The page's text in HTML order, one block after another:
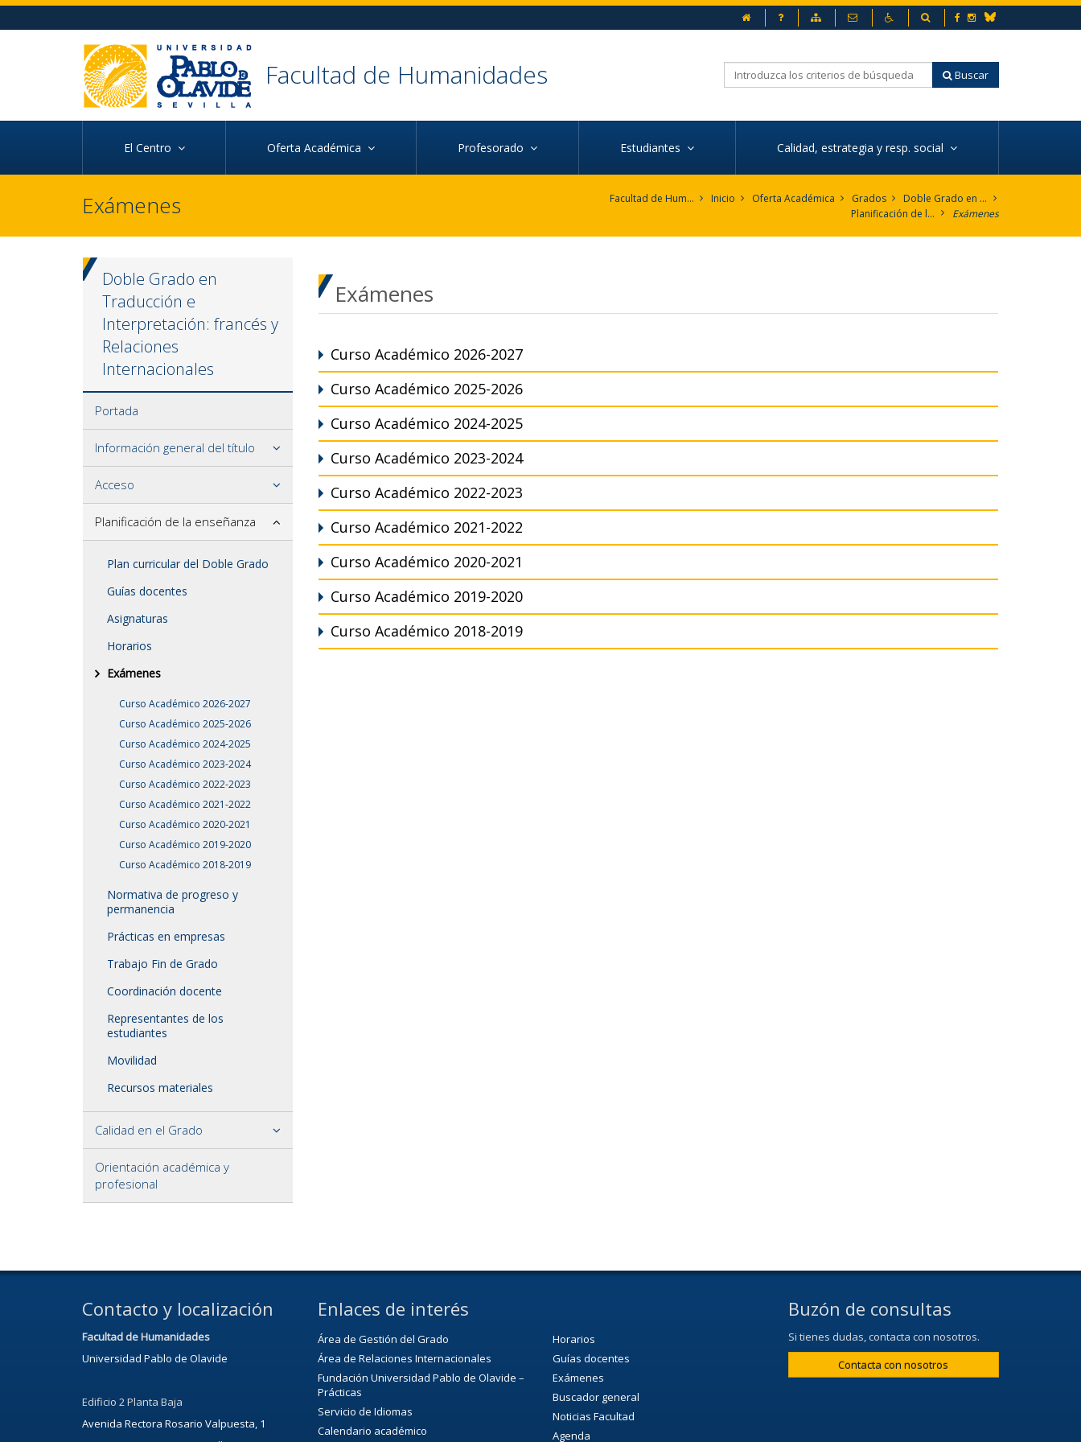
Ir al contenido principal de la página (alt + s)
Ir al pie de la página (alt + p)
Ir al menú principal (alt + u)
FacebookInstagram
Bluesky
Preguntas frecuentes
Mapa web Contacto AccesibilidadBuscador
Facultad de Humanidades Buscar
El Centro Oferta Académica Profesorado Estudiantes Calidad, estrategia y resp. social
Exámenes Facultad de Humanidades Inicio Oferta Académica Grados
Doble Grado en Traducción e Interpretación: francés y Relaciones Internacionales
Planificación de la enseñanza
Exámenes
Doble Grado en
Traducción e
Interpretación: francés y
Relaciones
Internacionales
Portada
Información general del título
Acceso
Planificación de la enseñanza
Plan curricular del Doble Grado
Guías docentes
Asignaturas
Horarios
Exámenes
Curso Académico 2026-2027
Curso Académico 2025-2026
Curso Académico 2024-2025
Curso Académico 2023-2024
Curso Académico 2022-2023
Curso Académico 2021-2022
Curso Académico 2020-2021
Curso Académico 2019-2020
Curso Académico 2018-2019
Normativa de progreso y
permanencia
Prácticas en empresas
Trabajo Fin de Grado
Coordinación docente
Representantes de los
estudiantes
Movilidad
Recursos materiales
Calidad en el Grado
Orientación académica y
profesional
Exámenes
Curso Académico 2026-2027
Curso Académico 2025-2026
Curso Académico 2024-2025
Curso Académico 2023-2024
Curso Académico 2022-2023
Curso Académico 2021-2022
Curso Académico 2020-2021
Curso Académico 2019-2020
Curso Académico 2018-2019
Contacto y localización
Facultad de Humanidades
Universidad Pablo de Olavide
Edificio 2 Planta Baja
Avenida Rectora Rosario Valpuesta, 1
Enlaces de interés
Área de Gestión del Grado
Área de Relaciones Internacionales
Fundación Universidad Pablo de Olavide –
Prácticas
Servicio de Idiomas
Calendario académico
Horarios
Guías docentes
Exámenes
Buscador general
Noticias Facultad
Agenda
Buzón de consultas
Si tienes dudas, contacta con nosotros.
Contacta con nosotros